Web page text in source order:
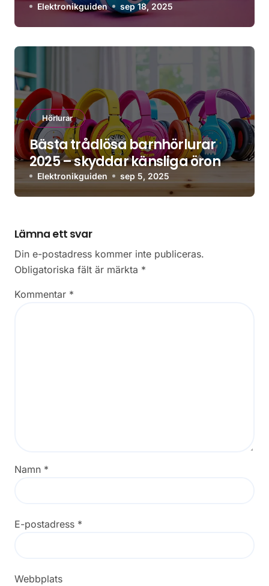
Elektronikguiden sep 18, 2025
Hörlurar
Bästa trådlösa barnhörlurar
2025 – skyddar känsliga öron
Elektronikguiden sep 5, 2025
Lämna ett svar
Din e-postadress kommer inte publiceras.
Obligatoriska fält är märkta *
Kommentar *
Namn *
E-postadress *
Webbplats